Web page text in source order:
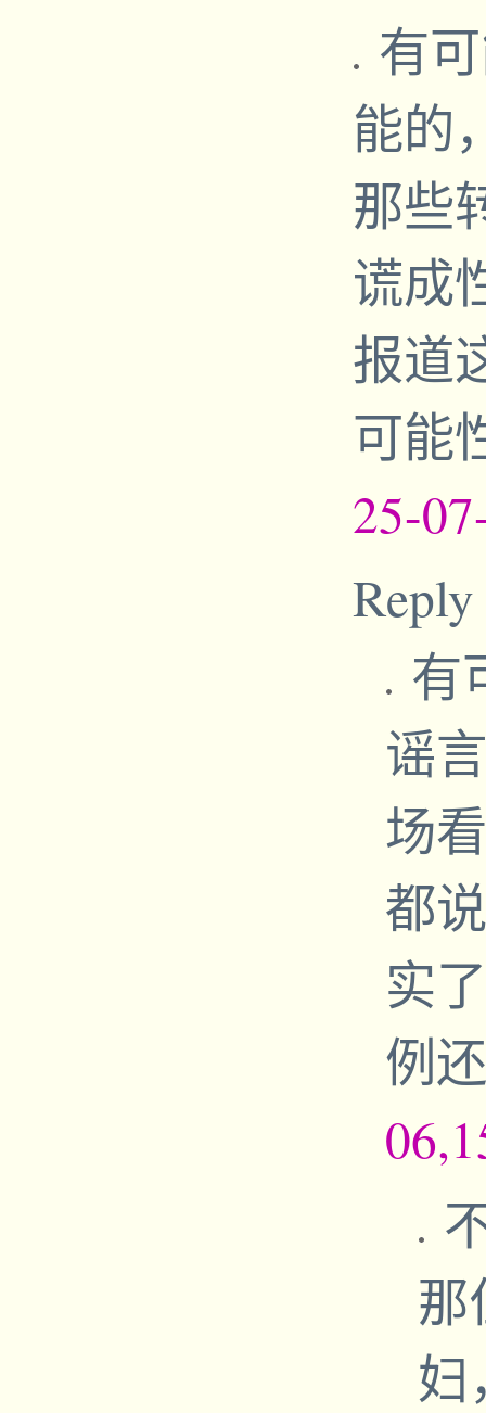
有
能的
那些
谎成
报道
可能
25-
Reply
有
谣
场
都
实
例
那
妇